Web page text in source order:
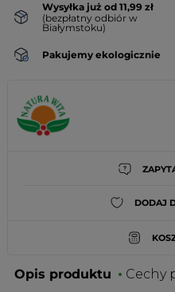
Wysyłka już od 11,99 zł
(bezpłatny odbiór w
Białymstoku)
Pakujemy ekologicznie
DODAJ
Opis produktu Cechy